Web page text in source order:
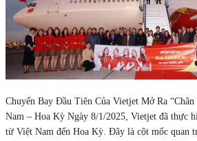
Chuyến Bay Đầu Tiên Của Vietjet Mở Ra
Nam – Hoa Kỳ Ngày 8/1/2025, Vietjet đã thực
từ Việt Nam đến Hoa Kỳ. Đây là cột mốc quan